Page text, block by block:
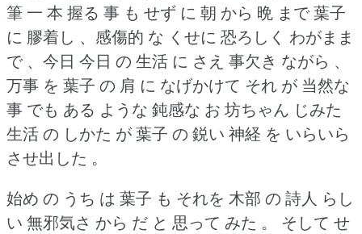
筆 一 本 握る 事 も せず に 朝 から 晩 まで 葉子
に 膠着し 、感傷的 な くせに 恐ろしく わがまま
で 、今日 今日 の 生活 に さえ 事欠き ながら 、
万事 を 葉子 の 肩 に なげかけて それ が 当然な
事 でも ある ような 鈍感な お 坊ちゃん じみた
生活 の しかた が 葉子 の 鋭い 神経 を いらいら
させ出した 。
始め の うち は 葉子 も それを 木部 の 詩人 らし
い 無邪気さ から だ と 思って みた 。
そして せ